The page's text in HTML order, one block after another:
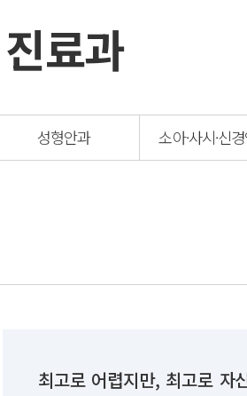
진료과
성형안과 소아·사시·신
최고로 어렵지만, 최고로 자